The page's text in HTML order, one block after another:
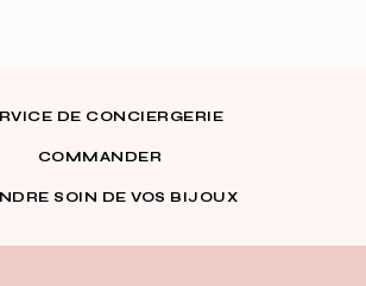
DE CONCIERGERIE
COMMANDER
SOIN DE VOS BIJOUX